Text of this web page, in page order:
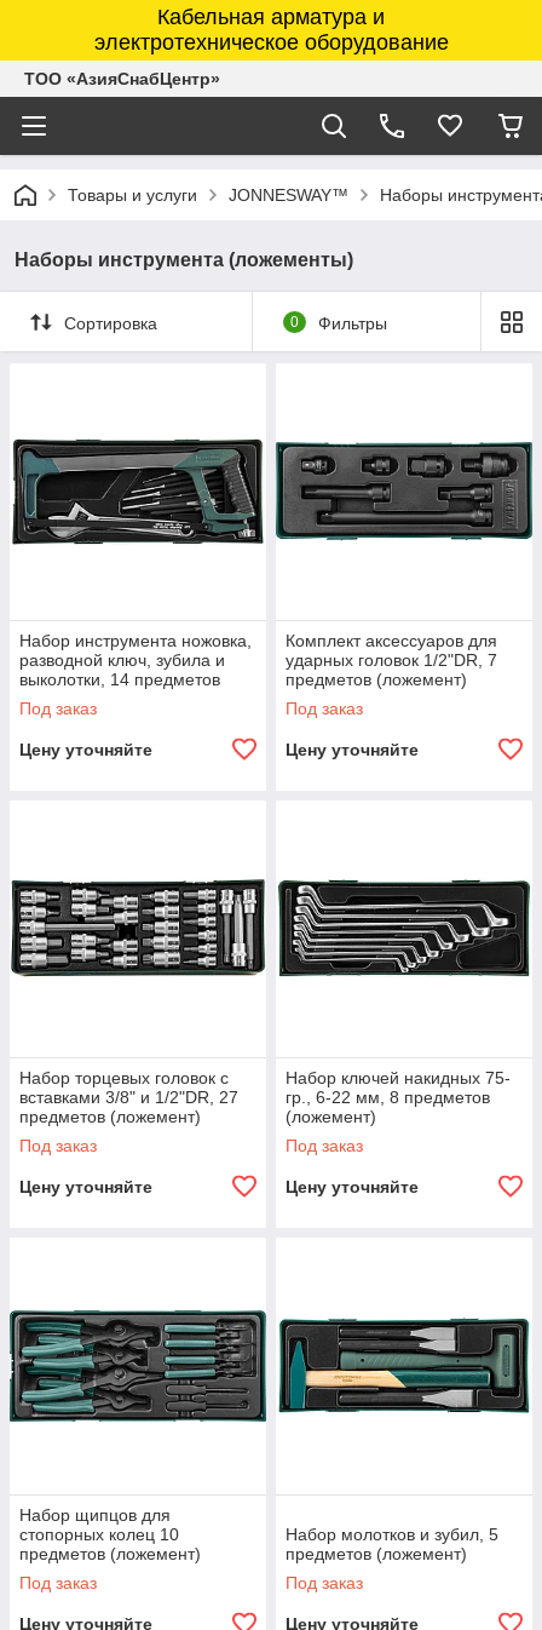
Кабельная арматура и
электротехническое оборудование
ТОО «АзияСнабЦентр»
Товары и услуги JONNESWAY™ Наборы
Наборы инструмента (ложементы)
Сортировка 0 Фильтры
Набор инструмента ножовка,
разводной ключ, зубила и
выколотки, 14 предметов
(ложемент)
Под заказ
Цену уточняйте
Комплект аксессуаров для
ударных головок 1/2"DR, 7
предметов (ложемент)
Под заказ
Цену уточняйте
Набор торцевых головок с
вставками 3/8" и 1/2"DR, 27
предметов (ложемент)
Под заказ
Цену уточняйте
Набор ключей накидных 75-
гр., 6-22 мм, 8 предметов
(ложемент)
Под заказ
Цену уточняйте
Набор щипцов для
стопорных колец 10
предметов (ложемент)
Под заказ
Цену уточняйте
Набор молотков и зубил, 5
предметов (ложемент)
Под заказ
Цену уточняйте